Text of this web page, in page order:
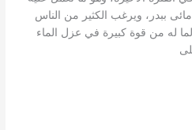
ببدر، ويرغب الكثير من الناس
له من قوة كبيرة في عزل الماء